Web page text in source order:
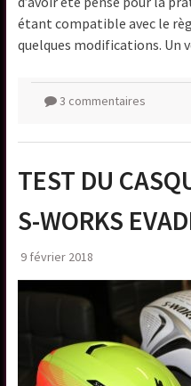
étant compatible avec le
quelques modifications.
3 commentaires
TEST DU
S-WORKS
9 février 2018